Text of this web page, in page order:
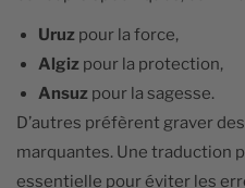
Uruz pour la force,
Algiz pour la protection,
Ansuz pour la sagesse.
D’autres préfèrent graver
marquantes. Une traduction
essentielle pour éviter les